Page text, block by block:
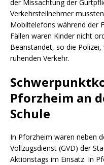
der Missachtung der
Verkehrsteilnehmer
Mobiltelefons während der
Fällen waren Kinder nicht
Beanstandet, so die
ruhenden Verkehr.
Pforzheim an
Schule
In Pforzheim waren neben
Vollzugsdienst (GVD) der
Aktionstags im Einsatz. In